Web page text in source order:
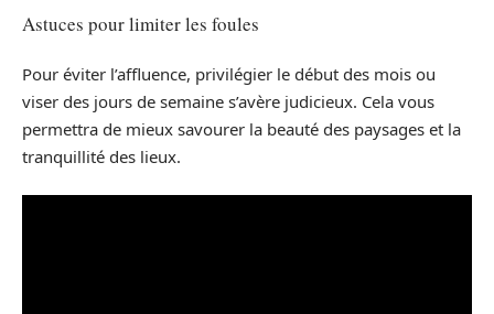
Astuces pour limiter les foules
Pour éviter l’affluence, privilégier le début des mois ou
viser des jours de semaine s’avère judicieux. Cela vous
permettra de mieux savourer la beauté des paysages et la
tranquillité des lieux.